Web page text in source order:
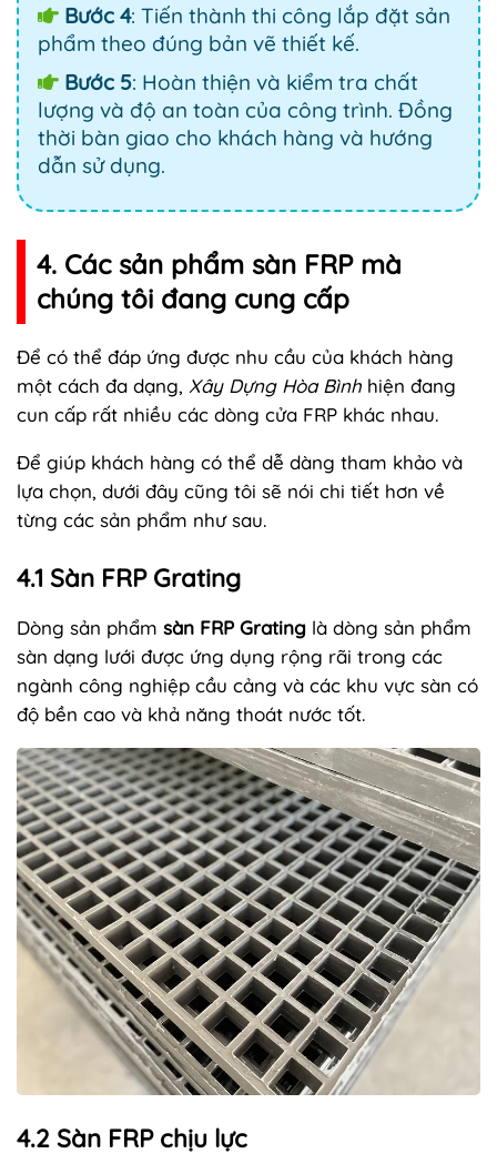
Bước 4: Tiến thành thi công lắp đặt sản
phẩm theo đúng bản vẽ thiết kế.
Bước 5: Hoàn thiện và kiểm tra chất
lượng và độ an toàn của công trình. Đồng
thời bàn giao cho khách hàng và hướng
dẫn sử dụng.
4. Các sản phẩm sàn FRP mà
chúng tôi đang cung cấp
Để có thể đáp ứng được nhu cầu của khách hàng
một cách đa dạng, Xây Dựng Hòa Bình hiện đang
cun cấp rất nhiều các dòng cửa FRP khác nhau.
Để giúp khách hàng có thể dễ dàng tham khảo và
lựa chọn, dưới đây cũng tôi sẽ nói chi tiết hơn về
từng các sản phẩm như sau.
4.1 Sàn FRP Grating
Dòng sản phẩm sàn FRP Grating là dòng sản phẩm
sàn dạng lưới được ứng dụng rộng rãi trong các
ngành công nghiệp cầu cảng và các khu vực sàn có
độ bền cao và khả năng thoát nước tốt.
4.2 Sàn FRP chịu lực